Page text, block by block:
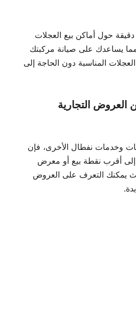
حول أماكن بيع العجلات
يساعدك على صيانة مركبتك
المناسبة دون الحاجة إلى
العروض التجارية
وخدمات نفطال الأخرى، فإن
إلى أقرب نقطة بيع أو معرض
يمكنك التعرف على العروض